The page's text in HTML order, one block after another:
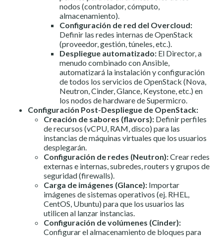
nodos (controlador, cómputo,
almacenamiento).
Configuración de red del Overcloud:
Definir las redes internas de OpenStack
(proveedor, gestión, túneles, etc.).
Despliegue automatizado: El Director, a
menudo combinado con Ansible,
automatizará la instalación y configuración
de todos los servicios de OpenStack (Nova,
Neutron, Cinder, Glance, Keystone, etc.) en
los nodos de hardware de Supermicro.
Configuración Post-Despliegue de OpenStack:
Creación de sabores (flavors): Definir perfiles
de recursos (vCPU, RAM, disco) para las
instancias de máquinas virtuales que los usuarios
desplegarán.
Configuración de redes (Neutron):Crear redes
externas e internas, subredes, routers y grupos de
seguridad (firewalls).
Carga de imágenes (Glance): Importar
imágenes de sistemas operativos (ej. RHEL,
CentOS, Ubuntu) para que los usuarios las
utilicen al lanzar instancias.
Configuración de volúmenes (Cinder):
Configurar el almacenamiento de bloques para